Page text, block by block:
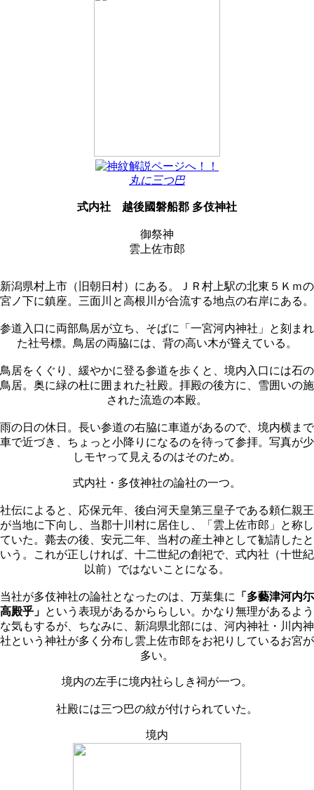
丸に三つ巴
式内社 越後國磐船郡 多伎神社
御祭神
雲上佐市郎
新潟県村上市（旧朝日村）にある。ＪＲ村上駅の北東５Ｋｍの
宮ノ下に鎮座。三面川と高根川が合流する地点の右岸にある。
参道入口に両部鳥居が立ち、そばに「一宮河内神社」と刻まれ
た社号標。鳥居の両脇には、背の高い木が聳えている。
鳥居をくぐり、緩やかに登る参道を歩くと、境内入口には石の
鳥居。奥に緑の杜に囲まれた社殿。拝殿の後方に、雪囲いの施
された流造の本殿。
雨の日の休日。長い参道の右脇に車道があるので、境内横まで
車で近づき、ちょっと小降りになるのを待って参拝。写真が少
しモヤって見えるのはそのため。
式内社・多伎神社の論社の一つ。
社伝によると、応保元年、後白河天皇第三皇子である頼仁親王
が当地に下向し、当郡十川村に居住し、「雲上佐市郎」と称し
ていた。薨去の後、安元二年、当村の産土神として勧請したと
いう。これが正しければ、十二世紀の創祀で、式内社（十世紀
以前）ではないことになる。
当社が多伎神社の論社となったのは、万葉集に
「多藝津河内尓
高殿乎」 という表現があるかららしい。かなり無理があるよう
な気もするが、ちなみに、新潟県北部には、河内神社・川内神
社という神社が多く分布し雲上佐市郎をお祀りしているお宮が
多い。
境内の左手に境内社らしき祠が一つ。
社殿には三つ巴の紋が付けられていた。
境内